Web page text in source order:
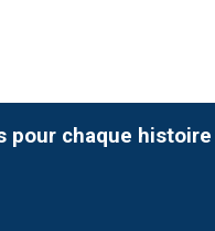
pour chaque histoire